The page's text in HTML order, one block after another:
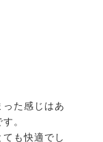
た感じはあ
。
も快適でし